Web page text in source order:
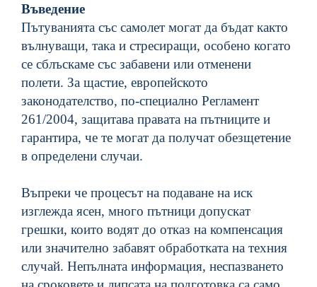
Въведение
Пътуванията със самолет могат да бъдат както
вълнуващи, така и стресиращи, особено когато
се сблъскаме със забавени или отменени
полети. За щастие, европейското
законодателство, по-специално Регламент
261/2004, защитава правата на пътниците и
гарантира, че те могат да получат обезщетение
в определени случаи.
Въпреки че процесът на подаване на иск
изглежда ясен, много пътници допускат
грешки, които водят до отказ на компенсация
или значително забавят обработката на техния
случай. Непълната информация, неспазването